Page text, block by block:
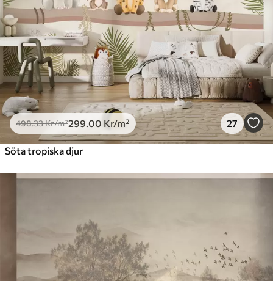
498.33Kr/m²299 .00 Kr/m² 27
Söta tropiska djur